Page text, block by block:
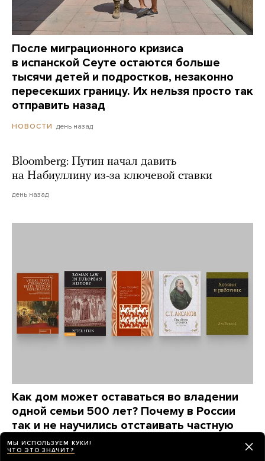
После миграционного кризиса
в испанской Сеуте остаются больше
тысячи детей и подростков, незаконно
пересекших границу. Их нельзя просто так
отправить назад
НОВОСТИ день назад
Bloomberg: Путин начал давить
на Набиуллину из-за ключевой ставки
день назад
Как дом может оставаться во владении
одной семьи 500 лет? Почему в России
так и не научились отстаивать частную
собственность?
Автор книги «Люди за забором» Максим
МЫ ИСПОЛЬЗУЕМ КУКИ!
ЧТО ЭТО ЗНАЧИТ?